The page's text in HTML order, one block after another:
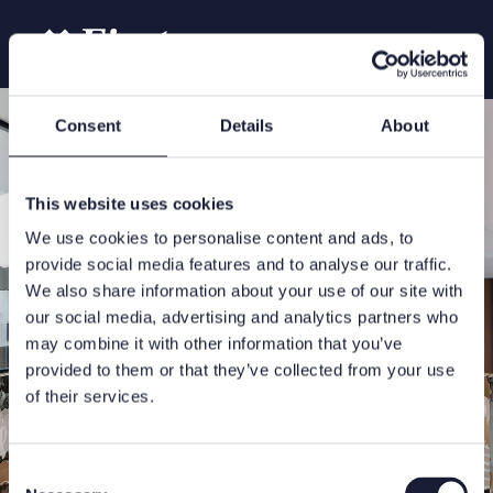
Consent Details About
This website uses cookies
We use cookies to personalise content and ads, to
provide social media features and to analyse our traffic.
We also share information about your use of our site with
our social media, advertising and analytics partners who
may combine it with other information that you’ve
provided to them or that they’ve collected from your use
of their services.